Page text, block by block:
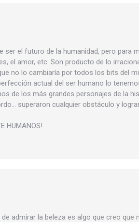
el futuro de la humanidad, pero para
el amor, etc. Son producto de lo
no lo cambiaría por todos los bits del
actual del ser humano lo
de los más grandes personajes de la
superaron cualquier obstáculo y
HUMANOS!
admirar la beleza es algo que creo